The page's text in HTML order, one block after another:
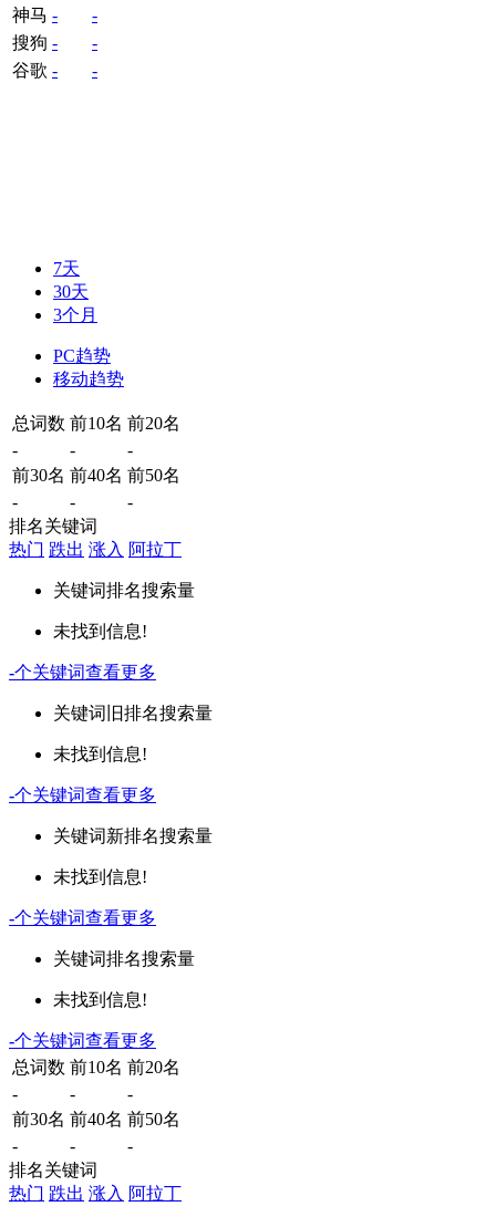
神马 -
-
搜狗 -
-
谷歌 - -
7天
30天
3个月
PC趋势
移动趋势
总词数 前10名 前20名
-
-
-
前30名 前40名 前50名
-
-
-
排名关键词
热门 跌出 涨入 阿拉丁
关键词排名搜索量
未找到信息!
-个关键词查看更多
关键词 旧排名搜索量
未找到信息!
-个关键词查看更多
关键词新排名搜索量
未找到信息!
-个关键词查看更多
关键词排名搜索量
未找到信息!
-个关键词查看更多
总词数 前10名 前20名
-
-
-
前30名 前40名 前50名
-
-
-
排名关键词
热门 跌出 涨入 阿拉丁